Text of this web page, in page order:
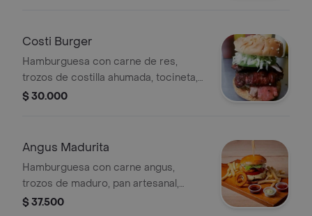
Costi Burger
Hamburguesa con carne de res,
trozos de costilla ahumada, tocineta,
jamón, queso, lechuga, tomate, ripio
$ 30.000
Angus Madurita
Hamburguesa con carne angus,
trozos de maduro, pan artesanal,
queso, tomate, lechuga, aros de
$ 37.500